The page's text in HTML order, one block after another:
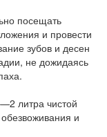
посещать
и провести
зубов и десен
не дожидаясь
литра чистой
и